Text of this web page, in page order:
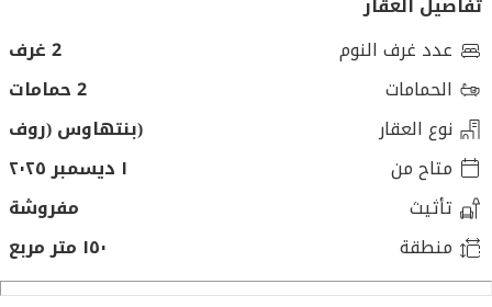
عدد غرف النوم
2 غرف
الحمامات
2 حمامات
نوع العقار
(بنتهاوس (روف
متاح من
١ ديسمبر ٢٠٢٥
تأثيث
مفروشة
منطقة
١٥٠ متر مربع